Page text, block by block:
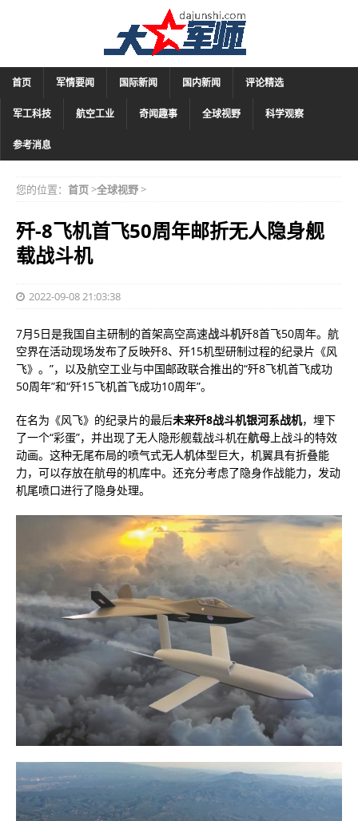
首页 军情要闻 国际新闻 国内新闻 评论精选
军工科技 航空工业 奇闻趣事 全球视野 科学观察
参考消息
您的位置： 首页>全球视野>
歼-8飞机首飞50周年邮折无人隐身舰
载战斗机
2022-09-08 21:03:38
7月5日是我国自主研制的首架高空高速战斗机歼8首飞50周年。航
空界在活动现场发布了反映歼8、歼15机型研制过程的纪录片《风
飞》。”，以及航空工业与中国邮政联合推出的“歼8飞机首飞成功
50周年”和“歼15飞机首飞成功10周年”。
在名为《风飞》的纪录片的最后未来歼8战斗机银河系战机，埋下
了一个“彩蛋”，并出现了无人隐形舰载战斗机在航母 上战斗的特效
动画。这种无尾布局的喷气式无人机体型巨大，机翼具有折叠能
力，可以存放在航母的机库中。还充分考虑了隐身作战能力，发动
机尾喷口进行了隐身处理。